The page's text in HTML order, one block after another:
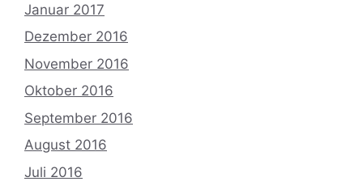
Januar 2017
Dezember 2016
November 2016
Oktober 2016
September 2016
August 2016
Juli 2016